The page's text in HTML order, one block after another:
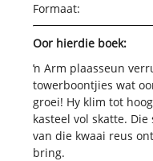
Formaat:
Oor hierdie boek:
ŉ Arm plaasseun
towerboontjies wat
groei! Hy klim tot
kasteel vol skatte.
van die kwaai reus
bring.